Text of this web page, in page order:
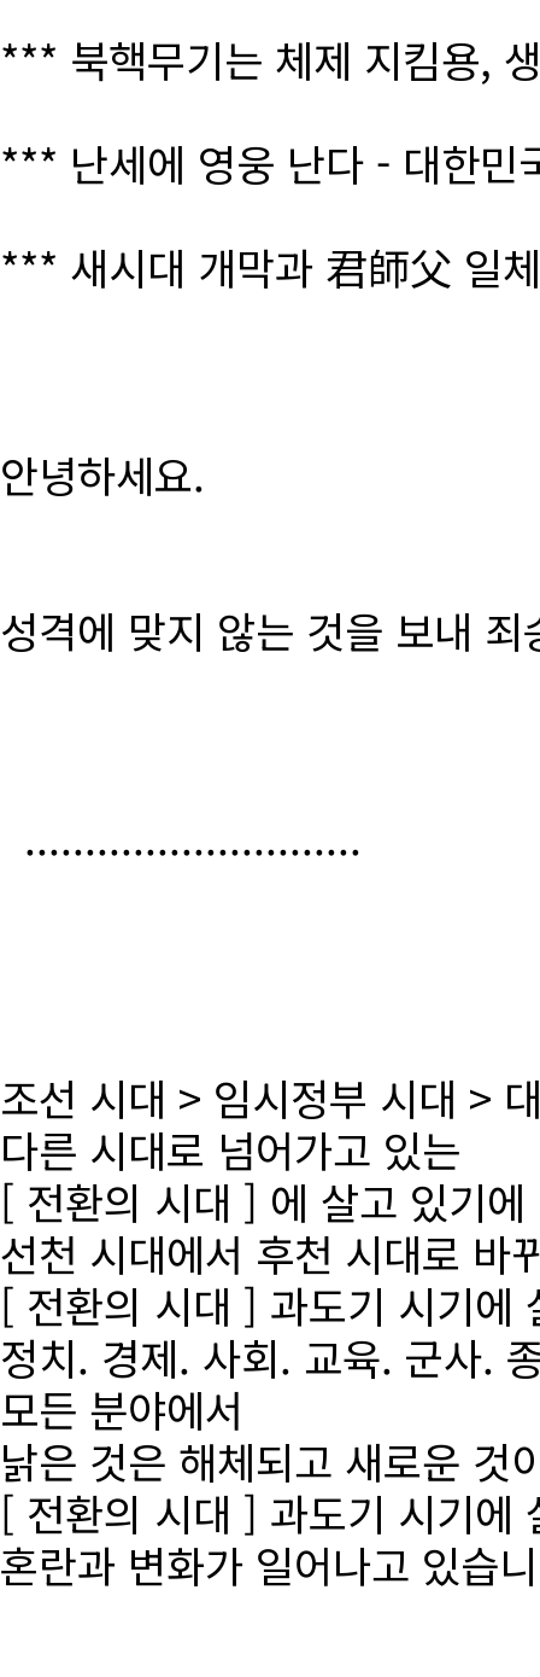
*** 북핵무기는 체제 지킴용,
*** 난세에 영웅 난다 - 대한
*** 새시대 개막과 君師父 일
안녕하세요.
성격에 맞지 않는 것을 보내
............................
조선 시대 > 임시정부 시대 >
다른 시대로 넘어가고 있는
[ 전환의 시대 ] 에 살고 있기에
선천 시대에서 후천 시대로 바
[ 전환의 시대 ] 과도기 시기에
정치. 경제. 사회. 교육. 군사.
모든 분야에서
낡은 것은 해체되고 새로운 것
[ 전환의 시대 ] 과도기 시기에
혼란과 변화가 일어나고 있습